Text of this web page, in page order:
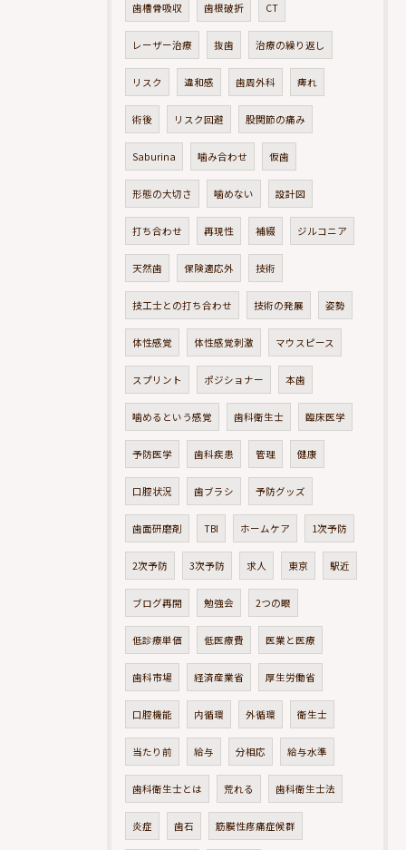
歯槽骨吸収 歯根破折 CT
レーザー治療 抜歯 治療の繰り返し
リスク 違和感 歯周外科 痺れ
術後 リスク回避 股関節の痛み
Saburina 噛み合わせ 仮歯
形態の大切さ 噛めない 設計図
打ち合わせ 再現性 補綴 ジルコニア
天然歯 保険適応外 技術
技工士との打ち合わせ 技術の発展 姿勢
体性感覚 体性感覚刺激 マウスピース
スプリント ポジショナー 本歯
噛めるという感覚 歯科衛生士 臨床医学
予防医学 歯科疾患 管理 健康
口腔状況 歯ブラシ 予防グッズ
歯面研磨剤 TBI ホームケア 1次予防
2次予防 3次予防 求人 東京 駅近
ブログ再開 勉強会 2つの眼
低診療単価 低医療費 医業と医療
歯科市場 経済産業省 厚生労働省
口腔機能 内循環 外循環 衛生士
当たり前 給与 分相応 給与水準
歯科衛生士とは 荒れる 歯科衛生士法
炎症 歯石 筋膜性疼痛症候群